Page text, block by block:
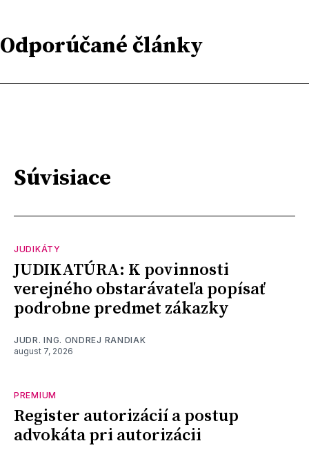
Odporúčané články
Súvisiace
JUDIKÁTY
JUDIKATÚRA: K povinnosti
verejného obstarávateľa popísať
podrobne predmet zákazky
JUDR. ING. ONDREJ RANDIAK
august 7, 2026
PREMIUM
Register autorizácií a postup
advokáta pri autorizácii